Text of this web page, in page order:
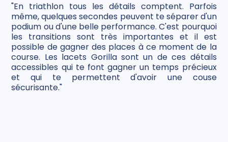
"En triathlon tous les détails comptent. Parfois
même, quelques secondes peuvent te séparer d'un
podium ou d'une belle performance. C'est pourquoi
les transitions sont très importantes et il est
possible de gagner des places à ce moment de la
course. Les lacets Gorilla sont un de ces détails
accessibles qui te font gagner un temps précieux
et qui te permettent d'avoir une couse
sécurisante."